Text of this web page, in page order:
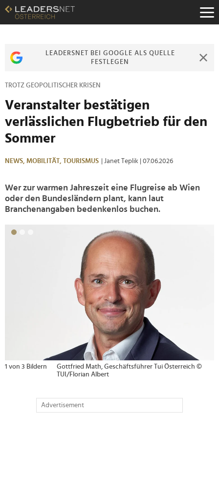
Zum
Inhalt
Zur
Zur
LEADERSNET BEI GOOGLE ALS QUELLE
FESTLEGEN
TROTZ GEOPOLITISCHER KRISEN
Veranstalter bestätigen
verlässlichen Flugbetrieb für den
Sommer
NEWS, MOBILITÄT, TOURISMUS | Janet Teplik | 07.06.2026
Wer zur warmen Jahreszeit eine Flugreise ab Wien
oder den Bundesländern plant, kann laut
Branchenangaben bedenkenlos buchen.
1 von 3 Bildern
Gottfried Math, Geschäftsführer Tui Österreich ©
TUI/Florian Albert
Advertisement